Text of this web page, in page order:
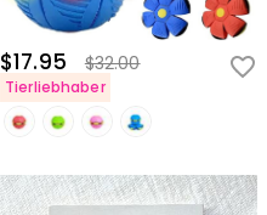
$17.95 $32.00
Tierliebhaber